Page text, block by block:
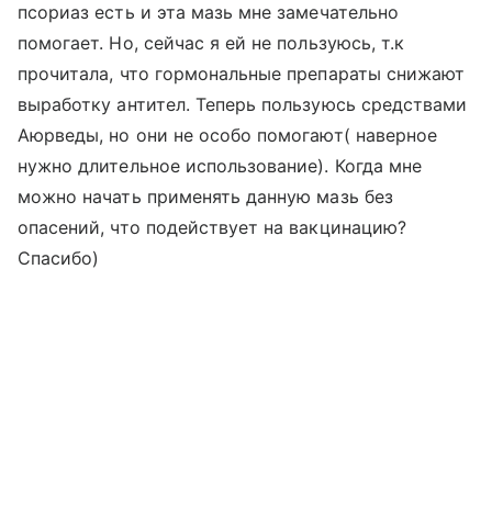
псориаз есть и эта мазь мне замечательно
помогает. Но, сейчас я ей не пользуюсь, т.к
прочитала, что гормональные препараты снижают
выработку антител. Теперь пользуюсь средствами
Аюрведы, но они не особо помогают( наверное
нужно длительное использование). Когда мне
можно начать применять данную мазь без
опасений, что подействует на вакцинацию?
Спасибо)